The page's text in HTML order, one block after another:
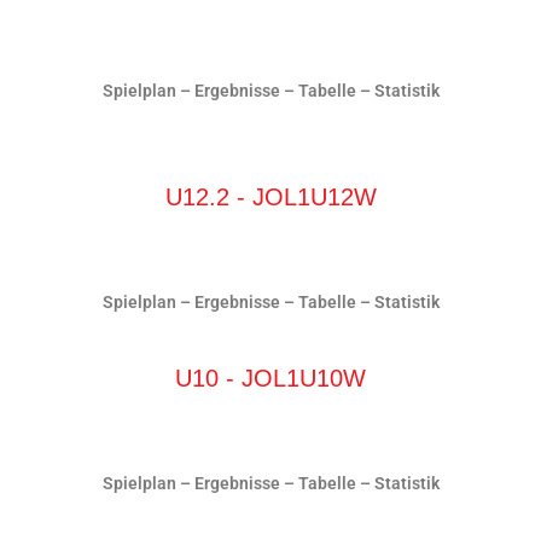
Spielplan – Ergebnisse – Tabelle – Statistik
U12.2 - JOL1U12W
Spielplan – Ergebnisse – Tabelle – Statistik
U10 - JOL1U10W
Spielplan – Ergebnisse – Tabelle – Statistik